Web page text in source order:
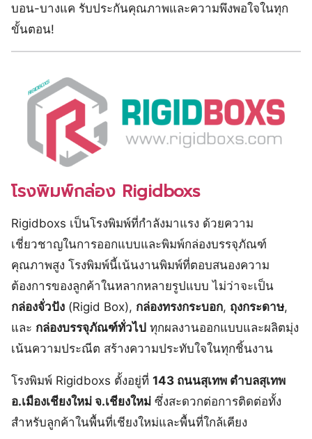
บอน-บางแค รับประกันคุณภาพและความพึงพอใจในทุก
ขั้นตอน!
โรงพิมพ์กล่อง Rigidboxs
Rigidboxs เป็นโรงพิมพ์ที่กำลังมาแรง ด้วยความ
เชี่ยวชาญในการออกแบบและพิมพ์กล่องบรรจุภัณฑ์
คุณภาพสูง โรงพิมพ์นี้เน้นงานพิมพ์ที่ตอบสนองความ
ต้องการของลูกค้าในหลากหลายรูปแบบ ไม่ว่าจะเป็น
กล่องจั่วปัง (Rigid Box), กล่องทรงกระบอก, ถุงกระดาษ,
และ กล่องบรรจุภัณฑ์ทั่วไป ทุกผลงานออกแบบและผลิตมุ่ง
เน้นความประณีต สร้างความประทับใจในทุกชิ้นงาน
โรงพิมพ์ Rigidboxs ตั้งอยู่ที่ 143 ถนนสุเทพ ตำบลสุเทพ
อ.เมืองเชียงใหม่ จ.เชียงใหม่ ซึ่งสะดวกต่อการติดต่อทั้ง
สำหรับลูกค้าในพื้นที่เชียงใหม่และพื้นที่ใกล้เคียง